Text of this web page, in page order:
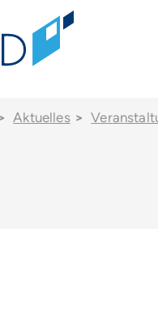
Aktuelles